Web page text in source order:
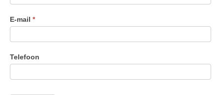
E-mail *
Telefoon